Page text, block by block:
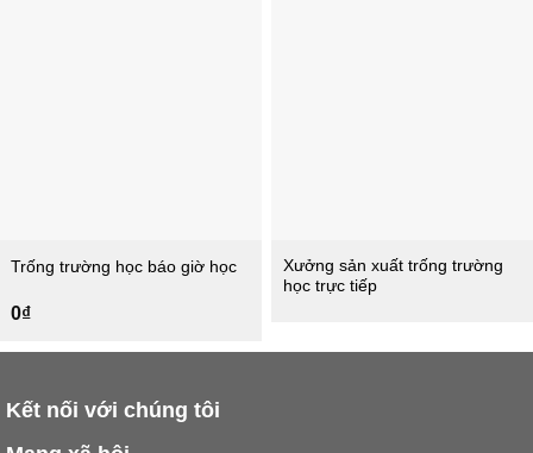
Trống trường học báo giờ học
0₫
Xưởng sản xuất trống trường
học trực tiếp
Kết nối với chúng tôi